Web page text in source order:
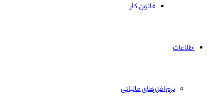
قانون کار
اطلاعات
نرم افزارهای مالیاتی